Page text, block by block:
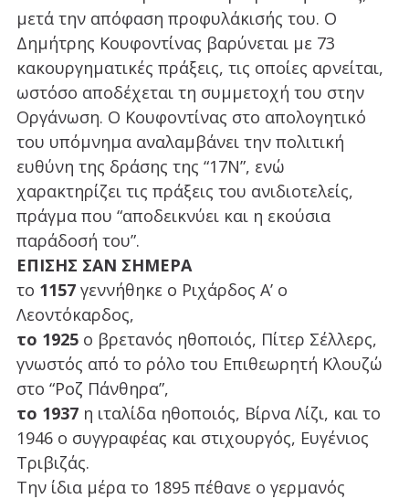
μετά την απόφαση προφυλάκισής του. Ο
Δημήτρης Κουφοντίνας βαρύνεται με 73
κακουργηματικές πράξεις, τις οποίες αρνείται,
ωστόσο αποδέχεται τη συμμετοχή του στην
Οργάνωση. O Κουφοντίνας στο απολογητικό
του υπόμνημα αναλαμβάνει την πολιτική
ευθύνη της δράσης της “17Ν”, ενώ
χαρακτηρίζει τις πράξεις του ανιδιοτελείς,
πράγμα που “αποδεικνύει και η εκούσια
παράδοσή του”.
ΕΠΙΣΗΣ ΣΑΝ ΣΗΜΕΡΑ
το 1157γεννήθηκε ο Ριχάρδος Α’ ο
Λεοντόκαρδος,
το 1925ο βρετανός ηθοποιός, Πίτερ Σέλλερς,
γνωστός από το ρόλο του Επιθεωρητή Κλουζώ
στο “Ροζ Πάνθηρα”,
το 1937η ιταλίδα ηθοποιός, Βίρνα Λίζι, και το
1946 ο συγγραφέας και στιχουργός, Ευγένιος
Τριβιζάς.
Την ίδια μέρα το 1895 πέθανε ο γερμανός